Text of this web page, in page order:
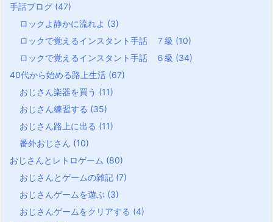
手話ブログ (47)
ロックよ静かに流れよ (3)
ロックで覚えるインスタント手話 ７級 (10)
ロックで覚えるインスタント手話 ６級 (34)
40代から始める路上生活 (67)
おじさん楽器を買う (11)
おじさん練習する (35)
おじさん路上に出る (11)
番外おじさん (10)
おじさんとレトロゲーム (80)
おじさんとゲームの雑記 (7)
おじさんゲームを遊ぶ (3)
おじさんゲームをクリアする (4)